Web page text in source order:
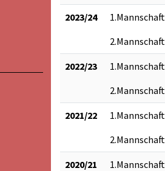
2023/24 1.Mannschaft
2.Mannschaft
2022/23 1.Mannschaft
2.Mannschaft
2021/22 1.Mannschaft
2.Mannschaft
2020/21 1.Mannschaft